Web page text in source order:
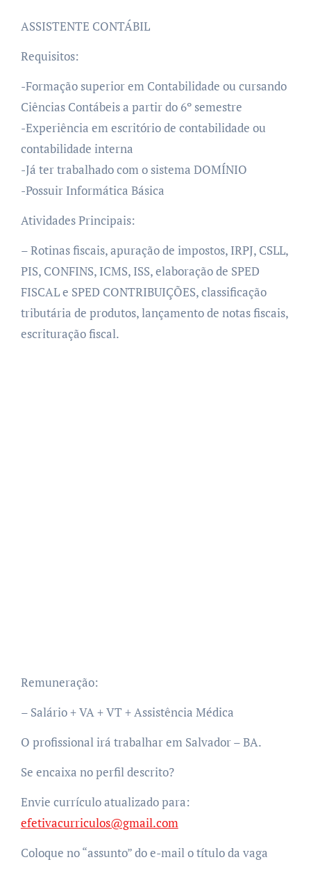
ASSISTENTE CONTÁBIL
Requisitos:
-Formação superior em Contabilidade ou cursando
Ciências Contábeis a partir do 6º semestre
-Experiência em escritório de contabilidade ou
contabilidade interna
-Já ter trabalhado com o sistema DOMÍNIO
-Possuir Informática Básica
Atividades Principais:
– Rotinas fiscais, apuração de impostos, IRPJ, CSLL,
PIS, CONFINS, ICMS, ISS, elaboração de SPED
FISCAL e SPED CONTRIBUIÇÕES, classificação
tributária de produtos, lançamento de notas fiscais,
escrituração fiscal.
Remuneração:
– Salário + VA + VT + Assistência Médica
O profissional irá trabalhar em Salvador – BA.
Se encaixa no perfil descrito?
Envie currículo atualizado para:
efetivacurriculos@gmail.com
Coloque no “assunto” do e-mail o título da vaga